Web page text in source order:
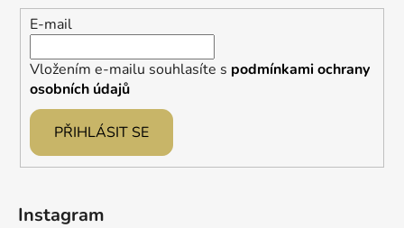
E-mail
Vložením e-mailu souhlasíte s podmínkami ochrany
osobních údajů
PŘIHLÁSIT SE
Instagram